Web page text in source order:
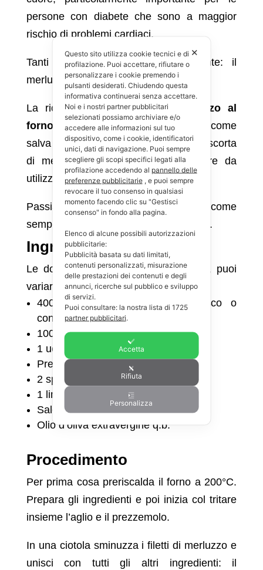
persone con diabete che sono a maggior
rischio di problemi cardiaci.
Tanti benefici in un solo ingrediente: il
merluzzo!
La ricetta dellepolpette di merluzzo al
forno può essere considerata anche come
salva cena perché potresti avere una scorta
di merluzzo surgelato nel congelatore da
utilizzare quando sei a corto di idee.
Passiamo quindi alla preparazione, come
sempre partendo dalla lista della spesa.
Ingredienti
Le dosi sono pensate per 4 persone, puoi
variare le quantità in base al bisogno.
400 g di filetti di merluzzo fresco o
congelato
100 g di pangrattato
1 uovo
Prezzemolo fresco
2 spicchi d’aglio
1 limone
Sale e pepe q.b.
Olio d’oliva extravergine q.b.
Procedimento
Per prima cosa preriscalda il forno a 200°C.
Prepara gli ingredienti e poi inizia col tritare
insieme l’aglio e il prezzemolo.
In una ciotola sminuzza i filetti di merluzzo e
unisci con tutti gli altri ingredienti: il
✕
Questo sito utilizza cookie tecnici e di
profilazione. Puoi accettare, rifiutare o
personalizzare i cookie premendo i
pulsanti desiderati. Chiudendo questa
informativa continuerai senza accettare.
Noi e i nostri partner pubblicitari
selezionati possiamo archiviare e/o
accedere alle informazioni sul tuo
dispositivo, come i cookie, identificatori
unici, dati di navigazione. Puoi sempre
scegliere gli scopi specifici legati alla
profilazione accedendo al pannello delle
preferenze pubblicitarie, e puoi sempre
revocare il tuo consenso in qualsiasi
momento facendo clic su "Gestisci
consenso" in fondo alla pagina.
Elenco di alcune possibili autorizzazioni
pubblicitarie:
Pubblicità basata su dati limitati,
contenuti personalizzati, misurazione
delle prestazioni dei contenuti e degli
annunci, ricerche sul pubblico e sviluppo
di servizi.
Puoi consultare: la nostra lista di 1725
partner pubblicitari.
Accetta
Rifiuta
Personalizza